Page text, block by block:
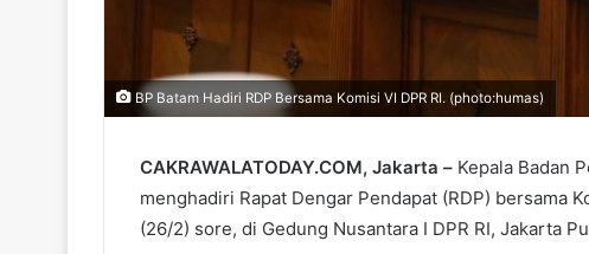
BP Batam Hadiri RDP Bersama Komisi VI DPR RI. (photo:humas)
CAKRAWALATODAY.COM, Jakarta – Kepala Badan
menghadiri Rapat Dengar Pendapat (RDP) bersama
(26/2) sore, di Gedung Nusantara I DPR RI, Jakarta